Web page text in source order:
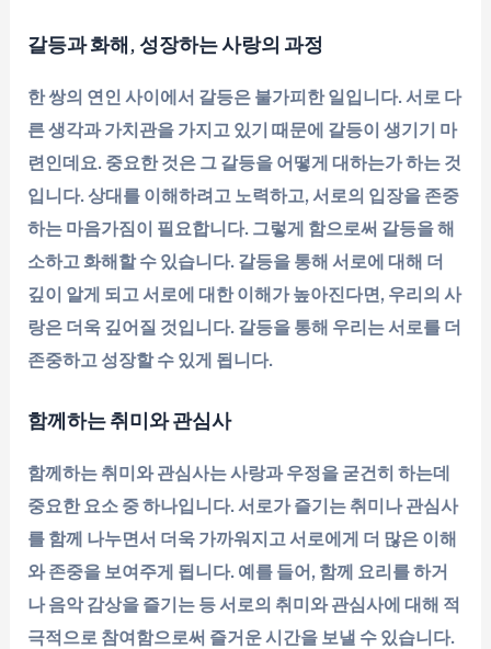
갈등과 화해, 성장하는 사랑의 과정
한 쌍의 연인 사이에서 갈등은 불가피한 일입니다. 서로 다
른 생각과 가치관을 가지고 있기 때문에 갈등이 생기기 마
련인데요. 중요한 것은 그 갈등을 어떻게 대하는가 하는 것
입니다. 상대를 이해하려고 노력하고, 서로의 입장을 존중
하는 마음가짐이 필요합니다. 그렇게 함으로써 갈등을 해
소하고 화해할 수 있습니다. 갈등을 통해 서로에 대해 더
깊이 알게 되고 서로에 대한 이해가 높아진다면, 우리의 사
랑은 더욱 깊어질 것입니다. 갈등을 통해 우리는 서로를 더
존중하고 성장할 수 있게 됩니다.
함께하는 취미와 관심사
함께하는 취미와 관심사는 사랑과 우정을 굳건히 하는데
중요한 요소 중 하나입니다. 서로가 즐기는 취미나 관심사
를 함께 나누면서 더욱 가까워지고 서로에게 더 많은 이해
와 존중을 보여주게 됩니다. 예를 들어, 함께 요리를 하거
나 음악 감상을 즐기는 등 서로의 취미와 관심사에 대해 적
극적으로 참여함으로써 즐거운 시간을 보낼 수 있습니다.